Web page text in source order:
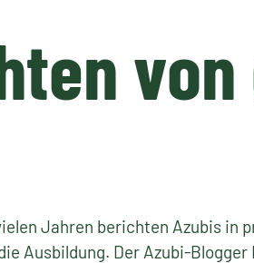
Jahren berichten Azubis in
Ausbildung. Der Azubi-